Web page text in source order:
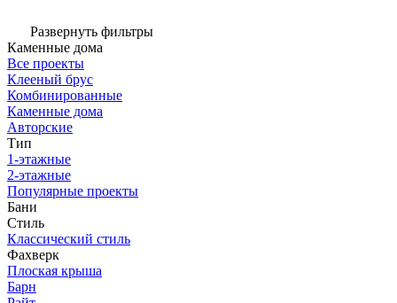
Развернуть фильтры
Каменные дома
Все проекты
Клееный брус
Комбинированные
Каменные дома
Авторские
Тип
1-этажные
2-этажные
Популярные проекты
Бани
Стиль
Классический стиль
Фахверк
Плоская крыша
Барн